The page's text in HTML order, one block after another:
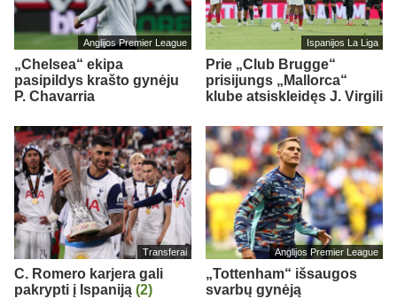
Anglijos Premier League
„Chelsea“ ekipa
pasipildys krašto gynėju
P. Chavarria
Ispanijos La Liga
Prie „Club Brugge“
prisijungs „Mallorca“
klube atsiskleidęs J. Virgili
Transferai
C. Romero karjera gali
pakrypti į Ispaniją (2)
Anglijos Premier League
„Tottenham“ išsaugos
svarbų gynėją